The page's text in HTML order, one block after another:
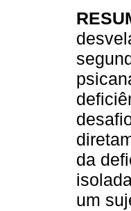
da
um